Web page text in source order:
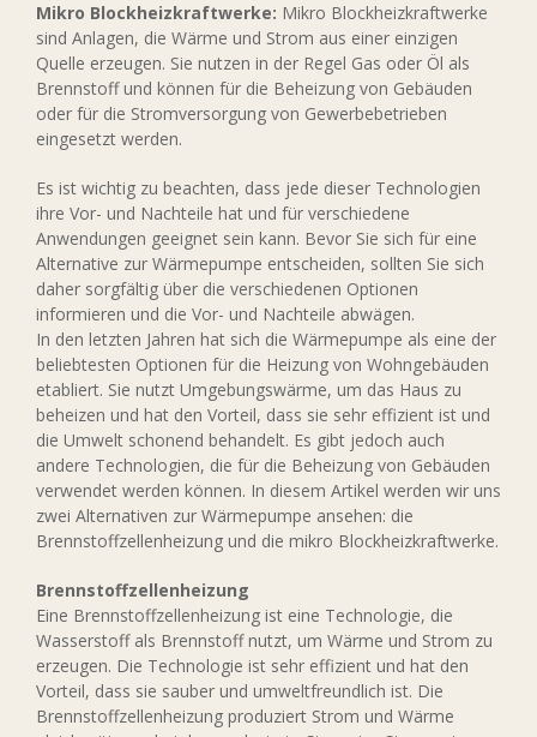
Mikro Blockheizkraftwerke: Mikro Blockheizkraftwerke
sind Anlagen, die Wärme und Strom aus einer einzigen
Quelle erzeugen. Sie nutzen in der Regel Gas oder Öl als
Brennstoff und können für die Beheizung von Gebäuden
oder für die Stromversorgung von Gewerbebetrieben
eingesetzt werden.
Es ist wichtig zu beachten, dass jede dieser Technologien
ihre Vor- und Nachteile hat und für verschiedene
Anwendungen geeignet sein kann. Bevor Sie sich für eine
Alternative zur Wärmepumpe entscheiden, sollten Sie sich
daher sorgfältig über die verschiedenen Optionen
informieren und die Vor- und Nachteile abwägen.
In den letzten Jahren hat sich die Wärmepumpe als eine der
beliebtesten Optionen für die Heizung von Wohngebäuden
etabliert. Sie nutzt Umgebungswärme, um das Haus zu
beheizen und hat den Vorteil, dass sie sehr effizient ist und
die Umwelt schonend behandelt. Es gibt jedoch auch
andere Technologien, die für die Beheizung von Gebäuden
verwendet werden können. In diesem Artikel werden wir uns
zwei Alternativen zur Wärmepumpe ansehen: die
Brennstoffzellenheizung und die mikro Blockheizkraftwerke.
Brennstoffzellenheizung
Eine Brennstoffzellenheizung ist eine Technologie, die
Wasserstoff als Brennstoff nutzt, um Wärme und Strom zu
erzeugen. Die Technologie ist sehr effizient und hat den
Vorteil, dass sie sauber und umweltfreundlich ist. Die
Brennstoffzellenheizung produziert Strom und Wärme